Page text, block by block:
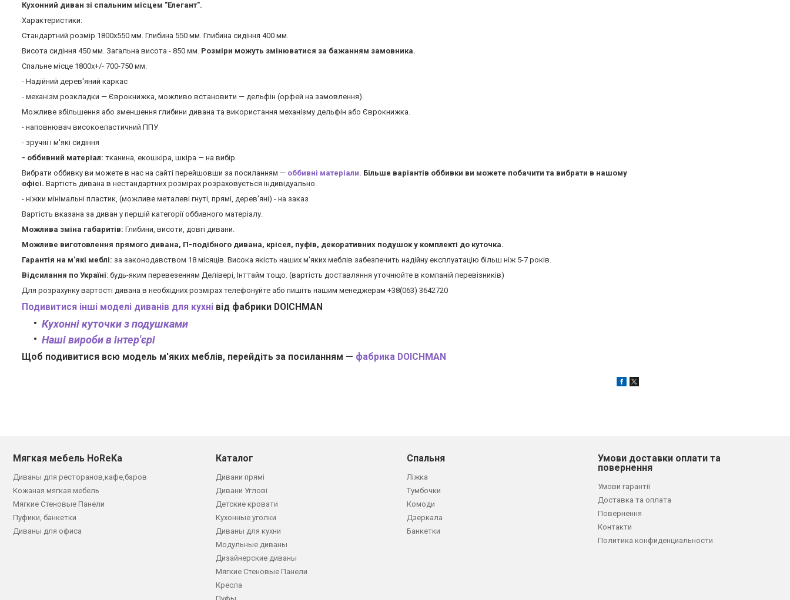
Кухонний диван зі спальним місцем "Елегант".
Характеристики:
Стандартний розмір 1800х550 мм. Глибина 550 мм. Глибина сидіння 400 мм.
Висота сидіння 450 мм. Загальна висота - 850 мм. Розміри можуть змінюватися за бажанням замовника.
Спальне місце 1800х+/- 700-750 мм.
- Надійний дерев'яний каркас
- механізм розкладки — Єврокнижка, можливо встановити — дельфін (орфей на замовлення).
Можливе збільшення або зменшення глибини дивана та використання механізму дельфін або Єврокнижка.
- наповнювач високоеластичний ППУ
- зручні і м'які сидіння
- оббивний матеріал: тканина, екошкіра, шкіра — на вибір.
Вибрати оббивку ви можете в нас на сайті перейшовши за посиланням — оббивні матеріали. Більше варіантів оббивки ви можете побачити та вибрати в нашому
офісі. Вартість дивана в нестандартних розмірах розраховується індивідуально.
- ніжки мінімальні пластик, (можливе металеві гнуті, прямі, дерев'яні) - на заказ
Вартість вказана за диван у першій категорії оббивного матеріалу.
Можлива зміна габаритів: Глибини, висоти, довгі дивани.
Можливе виготовлення прямого дивана, П-подібного дивана, крісел, пуфів, декоративних подушок у комплекті до куточка.
Гарантія на м'які меблі: за законодавством 18 місяців. Висока якість наших м'яких меблів забезпечить надійну експлуатацію більш ніж 5-7 років.
Відсилання по Україні: будь-яким перевезенням Делівері, Інттайм тощо. (вартість доставляння уточнюйте в компаній перевізників)
Для розрахунку вартості дивана в необхідних розмірах телефонуйте або пишіть нашим менеджерам +38(063) 3642720
Подивитися інші моделі диванів для кухні від фабрики DOICHMAN
Кухонні куточки з подушками
Наші вироби в інтер'єрі
Щоб подивитися всю модель м'яких меблів, перейдіть за посиланням — фабрика DOICHMAN
Мягкая мебель HoReKa
Диваны для ресторанов,кафе,баров
Кожаная мягкая мебель
Мягкие Стеновые Панели
Пуфики, банкетки
Диваны для офиса
Каталог
Дивани прямі
Дивани Углові
Детские кровати
Кухонные уголки
Диваны для кухни
Модульные диваны
Дизайнерские диваны
Мягкие Стеновые Панели
Кресла
Спальня
Ліжка
Тумбочки
Комоди
Дзеркала
Банкетки
Умови доставки оплати та
повернення
Умови гарантії
Доставка та оплата
Повернення
Контакти
Политика конфиденциальности